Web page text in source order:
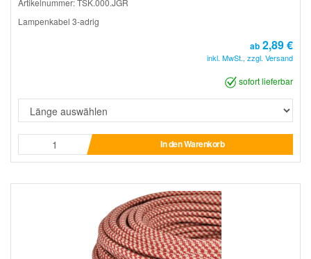
Artikelnummer: TSK.000.JGR
Lampenkabel 3-adrig
ab 2,89 €
inkl. MwSt., zzgl. Versand
sofort lieferbar
In den Warenkorb